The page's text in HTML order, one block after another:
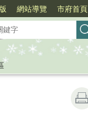
網站導覽 市府首頁